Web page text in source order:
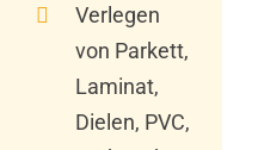
Verlegen
von Parkett,
Laminat,
Dielen, PVC,